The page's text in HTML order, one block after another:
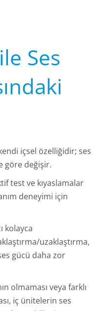
Ses
içsel özelliğidir; ses
göre değişir.
test ve kıyaslamalar
deneyimi için
kolayca
uzaklaştırma,
gücü daha zor
olmaması veya farklı
iç ünitelerin ses